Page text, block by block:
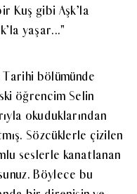
Kuş gibi Aşk’la
yaşar..."
bölümünde
öğrencim Selin
okuduklarından
Sözcüklerle çizilen
seslerle kanatlanan
Böylece bu